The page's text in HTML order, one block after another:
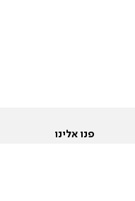
פנו אלינו